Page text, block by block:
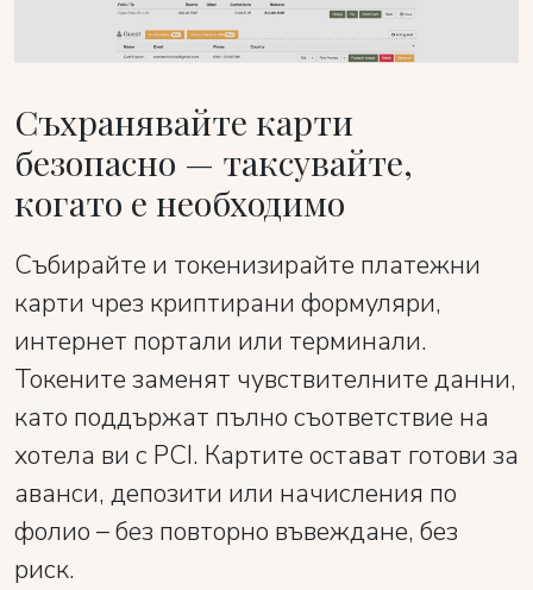
Съхранявайте карти
безопасно — таксувайте,
когато е необходимо
Събирайте и токенизирайте платежни
карти чрез криптирани формуляри,
интернет портали или терминали.
Токените заменят чувствителните данни,
като поддържат пълно съответствие на
хотела ви с PCI. Картите остават готови за
аванси, депозити или начисления по
фолио – без повторно въвеждане, без
риск.